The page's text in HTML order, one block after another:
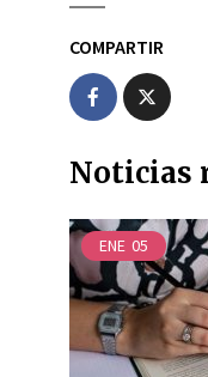
COMPARTIR
Noticias
ENE 05